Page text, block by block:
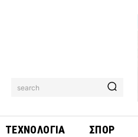
search
ΤΕΧΝΟΛΟΓΙΑ ΣΠΟΡ